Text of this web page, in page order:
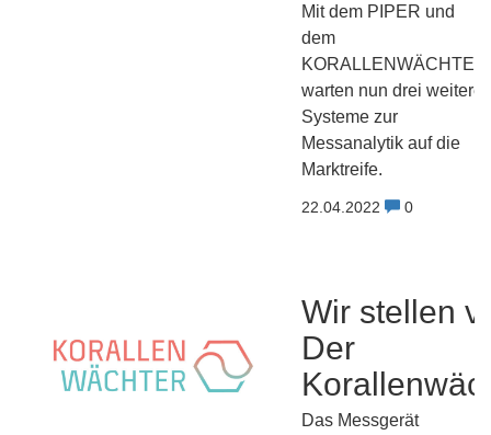
Mit dem PIPER und
dem
KORALLENWÄCHTER
warten nun drei weitere
Systeme zur
Messanalytik auf die
Marktreife.
22.04.2022 0
Wir stellen
Der
Das Messgerät